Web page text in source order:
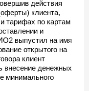
действия
клиента,
тарифах по картам
и
выпустил на имя
открытого на
клиент
внесение денежных
минимального